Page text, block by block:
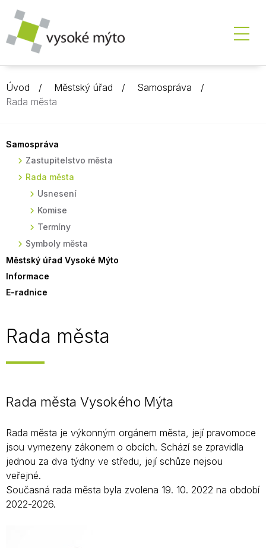
Úvod Městský úřad
Samospráva
Rada města
Samospráva
Zastupitelstvo města
Rada města
Usnesení
Komise
Termíny
Symboly města
Městský úřad Vysoké Mýto
Informace
E-radnice
Rada města
Rada města Vysokého Mýta
Rada města je výkonným orgánem města, její pravomoce
jsou vymezeny zákonem o obcích. Schází se zpravidla
jednou za dva týdny ve středu, její schůze nejsou
veřejné.
Současná rada města byla zvolena 19. 10. 2022 na období
2022-2026.